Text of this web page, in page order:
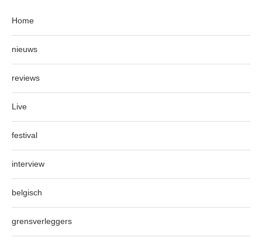
Home
nieuws
reviews
Live
festival
interview
belgisch
grensverleggers